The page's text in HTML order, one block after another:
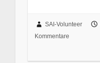
SAI-Volunteer
Kommentare